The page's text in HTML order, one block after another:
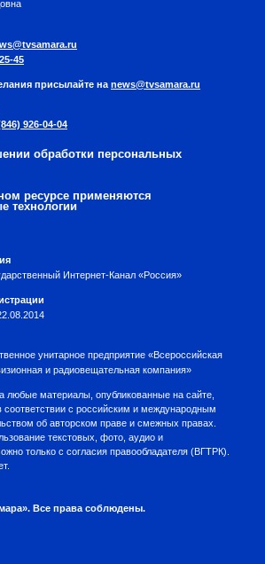
45
присылайте на news@tvsamara.ru
926-04-04
обработки персональных
ресурсе применяются
технологии
Интернет-Канал «Россия»
унитарное предприятие «Всероссийская
и радиовещательная компания»
любые материалы, опубликованные на сайте,
с российским и международным
об авторском праве и смежных правах.
текстовых, фото, аудио и
только с согласия правообладателя (ВГТРК).
Все права соблюдены.